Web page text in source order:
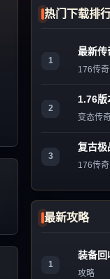
热门下载排
1
最新
176传奇
2
1.76版
变态传
3
复古
176传奇
最新攻略
1
装备回
攻略